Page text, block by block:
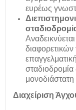
ευρέως
σταδιοδρομία
Διαχείριση